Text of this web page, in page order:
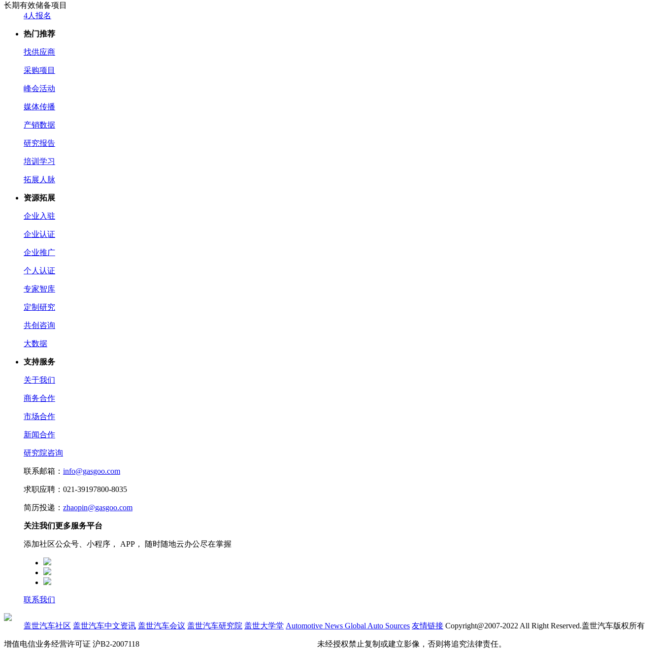
长期有效储备项目
4人报名
热门推荐
找供应商
采购项目
峰会活动
媒体传播
产销数据
研究报告
培训学习
拓展人脉
资源拓展
企业入驻
企业认证
企业推广
个人认证
专家智库
定制研究
共创咨询
大数据
支持服务
关于我们
商务合作
市场合作
新闻合作
研究院咨询
联系邮箱： info@gasgoo.com
求职应聘：021-39197800-8035
简历投递： zhaopin@gasgoo.com
关注我们更多服务平台
添加社区公众号、小程序， APP， 随时随地云办公尽在掌握
联系我们
盖世汽车社区 盖世汽车中文资讯 盖世汽车会议 盖世汽车研究院 盖世大学堂 Automotive News Global Auto Sources 友情链接 Copyright@2007-2022 All Right Reserved.盖世汽车版权所有
增值电信业务经营许可证 沪B2-2007118 未经授权禁止复制或建立影像，否则将追究法律责任。